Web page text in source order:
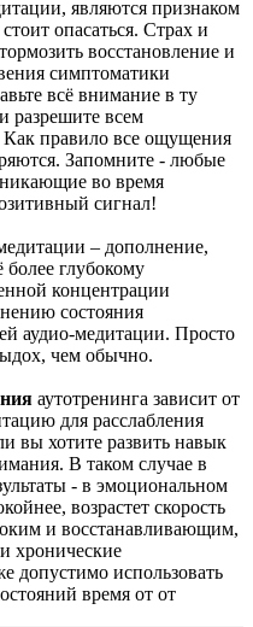
являются признаком
опасаться. Страх и
восстановление и
симптоматики
всё внимание в ту
разрешите всем
правило все ощущения
Запомните - любые
во время
сигнал!
– дополнение,
более глубокому
концентрации
состояния
аудио-медитации. Просто
чем обычно.
аутотренинга зависит от
для расслабления
вы хотите развить навык
В таком случае в
- в эмоциональном
возрастет скорость
и восстанавливающим,
хронические
допустимо использовать
время от от